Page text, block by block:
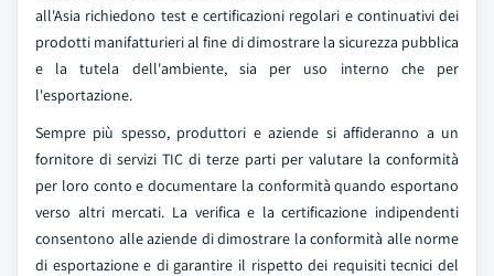
all'Asia richiedono test e certificazioni regolari e continuativi dei
prodotti manifatturieri al fine di dimostrare la sicurezza pubblica
e la tutela dell'ambiente, sia per uso interno che per
l'esportazione.
Sempre più spesso, produttori e aziende si affideranno a un
fornitore di servizi TIC di terze parti per valutare la conformità
per loro conto e documentare la conformità quando esportano
verso altri mercati. La verifica e la certificazione indipendenti
consentono alle aziende di dimostrare la conformità alle norme
di esportazione e di garantire il rispetto dei requisiti tecnici del